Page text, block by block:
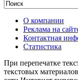
О компании
Реклама на
Контактная
Статистика
При перепечатке
текстовых